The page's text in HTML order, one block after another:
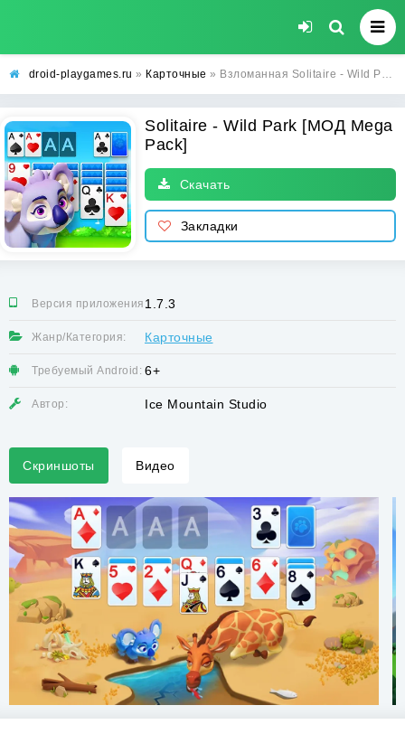
droid-playgames.ru » Карточные » Взломанная Solitaire - Wild Park [МОД Mega Pack] - последняя версия apk на Андроид
Solitaire - Wild Park [МОД Mega
Pack]
Скачать
Закладки
Версия приложения:1.7.3
Жанр/Категория: Карточные
Требуемый Android: 6+
Автор: Ice Mountain Studio
Скриншоты Видео